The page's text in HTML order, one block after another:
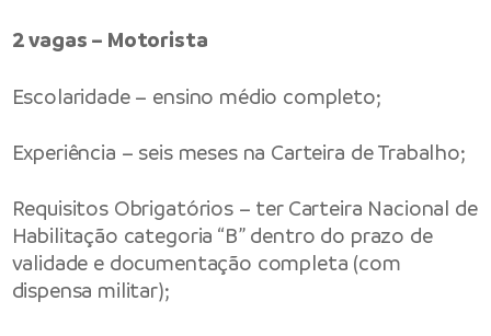
2 vagas – Motorista
Escolaridade – ensino médio completo;
Experiência – seis meses na Carteira de Trabalho;
Requisitos Obrigatórios – ter Carteira Nacional de
Habilitação categoria “B” dentro do prazo de
validade e documentação completa (com
dispensa militar);